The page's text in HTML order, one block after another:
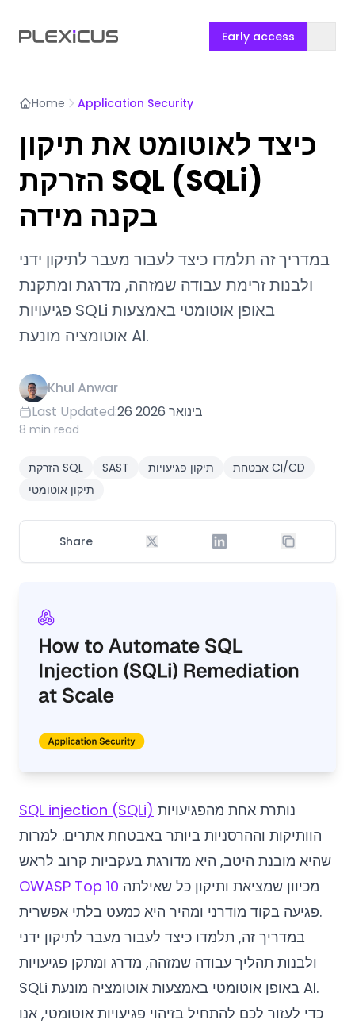
Early access
Home Application Security
כיצד לאוטומט את תיקון
הזרקת SQL (SQLi)
בקנה מידה
במדריך זה תלמדו כיצד לעבור מעבר לתיקון ידני
ולבנות זרימת עבודה שמזהה, מדרגת ומתקנת
פגיעויות SQLi באופן אוטומטי באמצעות
אוטומציה מונעת AI.
Khul Anwar
Last Updated:
26 בינואר 2026
8 min read
הזרקת SQL SAST תיקון פגיעויות
אבטחת CI/CD
תיקון אוטומטי
Share
SQL injection (SQLi)
הוותיקות וההרסניות ביותר באבטחת אתרים. למרות
שהיא מובנת היטב, היא מדורגת בעקביות קרוב לראש
OWASP Top 10
פגיעה בקוד מודרני ומהיר היא כמעט בלתי אפשרית.
במדריך זה, תלמדו כיצד לעבור מעבר לתיקון ידני
ולבנות תהליך עבודה שמזהה, מדרג ומתקן פגיעויות
SQLi באופן אוטומטי באמצעות אוטומציה מונעת AI.
כדי לעזור לכם להתחיל בזיהוי פגיעויות אוטומטי, אנו